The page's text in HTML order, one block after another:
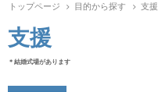
トップページ 目的から探す 支援
支援
＊結婚式場があります